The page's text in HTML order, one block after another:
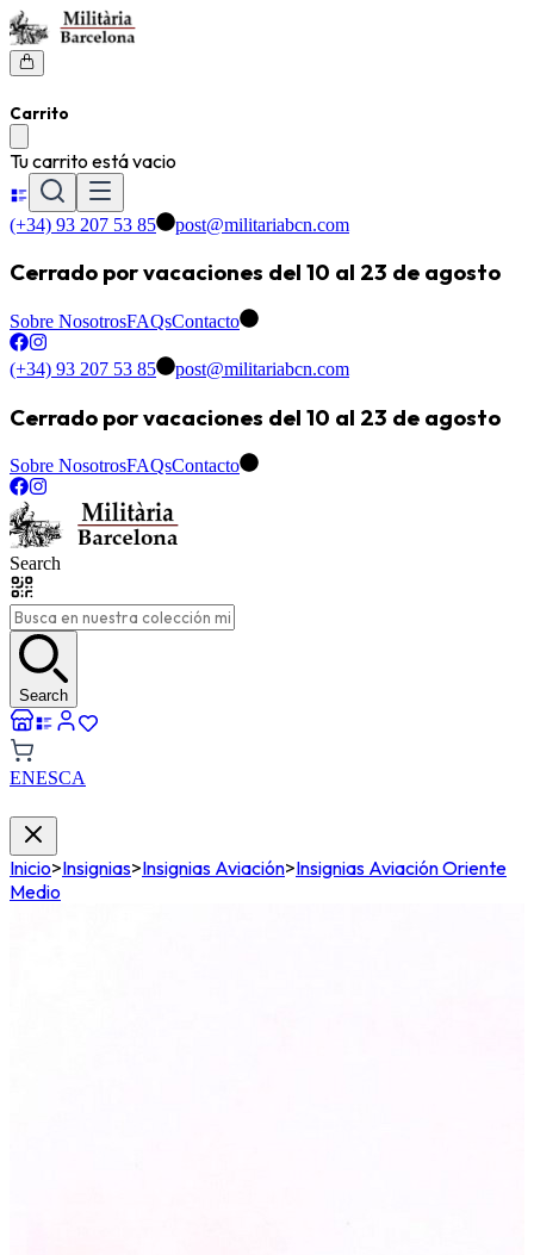
Carrito
Tu carrito está vacio
(+34) 93 207 53 85 post@militariabcn.com
Cerrado por vacaciones del 10 al 23 de agosto
Sobre NosotrosFAQsContacto
(+34) 93 207 53 85 post@militariabcn.com
Cerrado por vacaciones del 10 al 23 de agosto
Sobre NosotrosFAQsContacto
Search
Search
ENESCA
Inicio>Insignias>Insignias Aviación>Insignias Aviación Oriente
Medio